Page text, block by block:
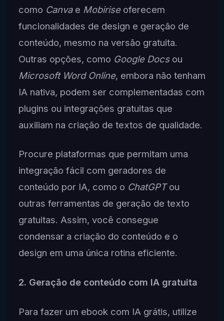
como Canvae Mobiriseoferecem
funcionalidades de design e geração de
conteúdo, mesmo na versão gratuita.
Outras opções, como Google Docsou
Microsoft Word Online, embora não tenham
IA nativa, podem ser complementadas com
plugins ou integrações gratuitas que
auxiliam na criação de textos de qualidade.
Procure plataformas que permitam uma
integração fácil com geradores de
conteúdo por IA, como o ChatGPTou
outras ferramentas de geração de texto
gratuitas. Assim, você consegue
condensar a criação do conteúdo e o
design em uma única rotina eficiente.
2. Geração de conteúdo com IA gratuita
Para fazer um ebook com IA grátis, utilize